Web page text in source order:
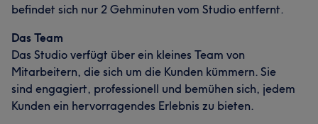
befindet sich nur 2 Gehminuten vom Studio entfernt.
Das Team
Das Studio verfügt über ein kleines Team von
Mitarbeitern, die sich um die Kunden kümmern. Sie
sind engagiert, professionell und bemühen sich, jedem
Kunden ein hervorragendes Erlebnis zu bieten.